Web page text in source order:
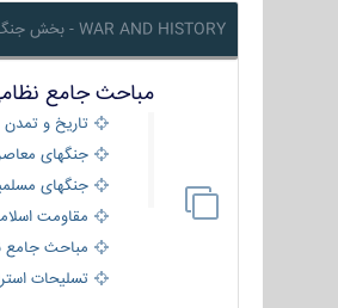
WAR AND HISTORY - بخش جنگ و تاریخ
مباحث جامع
تاریخ و تمدن
جنگهای
جنگهای
مقاومت
مباحث جامع
تسلیحات